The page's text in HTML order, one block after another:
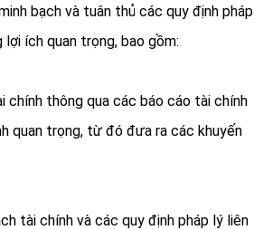
bạch và tuân thủ các quy định pháp
ích quan trọng, bao gồm:
chính thông qua các báo cáo tài chính
quan trọng, từ đó đưa ra các khuyến
tài chính và các quy định pháp lý liên